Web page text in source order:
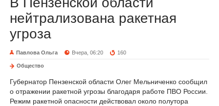
нейтрализована ракетная
угроза
Павлова Ольга Вчера, 06:20 160
Общество
Губернатор Пензенской области Олег Мельниченко сообщил
о отражении ракетной угрозы благодаря работе ПВО России.
Режим ракетной опасности действовал около полутора